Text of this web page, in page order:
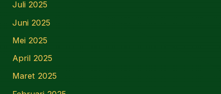
Juli 2025
Juni 2025
Mei 2025
April 2025
Maret 2025